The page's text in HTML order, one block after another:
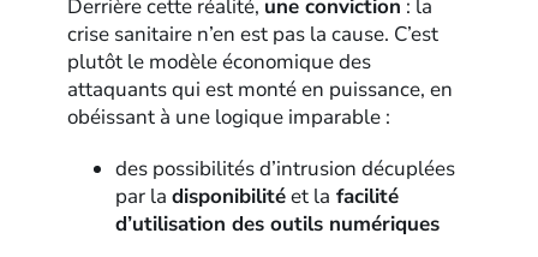
Derrière cette réalité, une conviction : la
crise sanitaire n’en est pas la cause. C’est
plutôt le modèle économique des
attaquants qui est monté en puissance, en
obéissant à une logique imparable :
des possibilités d’intrusion décuplées
par ladisponibilitéet la facilité
d’utilisation des outils numériques